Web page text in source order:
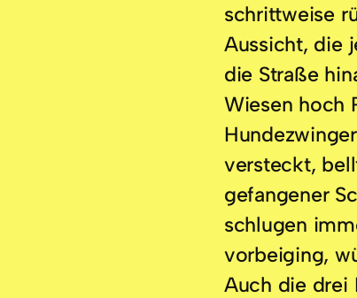
schrittweise
Aussicht, die
die Straße
Wiesen hoch
versteckt,
gefangener
schlugen
vorbeiging,
Auch die drei